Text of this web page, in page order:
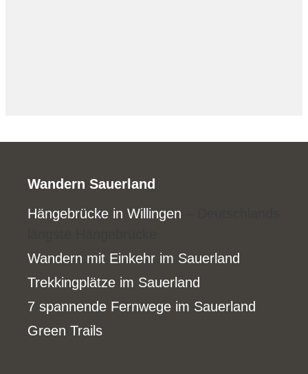
Wandern Sauerland
Hängebrücke in Willingen
Wandern mit Einkehr im Sauerland
Trekkingplätze im Sauerland
7 spannende Fernwege im Sauerland
Green Trails